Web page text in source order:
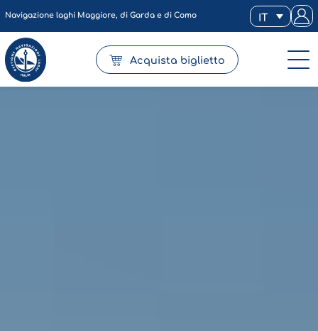
Navigazione laghi Maggiore, di Garda e di Como IT
Acquista biglietto